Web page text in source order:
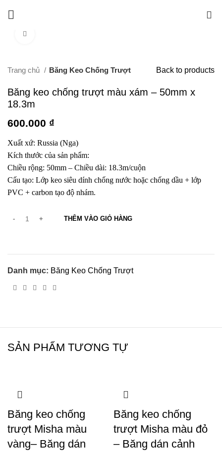
Trang chủ Băng Keo Chống Trượt Back to products
Băng keo chống trượt màu xám – 50mm x
18.3m
600.000 ₫
Xuất xứ: Russia (Nga)
Kích thước của sản phẩm:
Chiều rộng: 50mm – Chiều dài: 18.3m/cuộn
Cấu tạo: Lớp keo siêu dính chống nước hoặc chống dầu + lớp
PVC + carbon tạo độ nhám.
THÊM VÀO GIỎ HÀNG
Danh mục: Băng Keo Chống Trượt
SẢN PHẨM TƯƠNG TỰ
Băng keo chống
trượt Misha màu
vàng– Băng dán
Băng keo chống
trượt Misha màu đỏ
– Băng dán cảnh